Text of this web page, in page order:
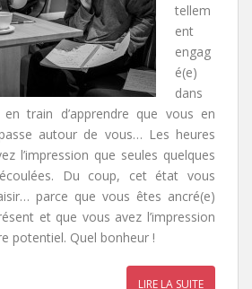
tellem
ent
engag
é(e)
dans
train d’apprendre que vous en
autour de vous… Les heures
l’impression que seules quelques
Du coup, cet état vous
parce que vous êtes ancré(e)
et que vous avez l’impression
potentiel. Quel bonheur !
LIRE LA SUITE